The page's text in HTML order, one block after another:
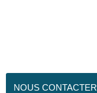
NOUS CONTACTER